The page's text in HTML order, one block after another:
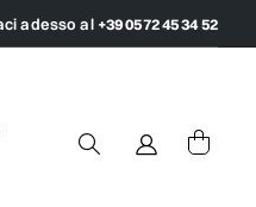
adesso al +39 0572 45 34 52